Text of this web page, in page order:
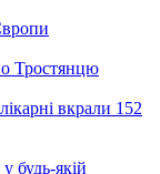
Тростянцю
вкрали 152
будь-якій